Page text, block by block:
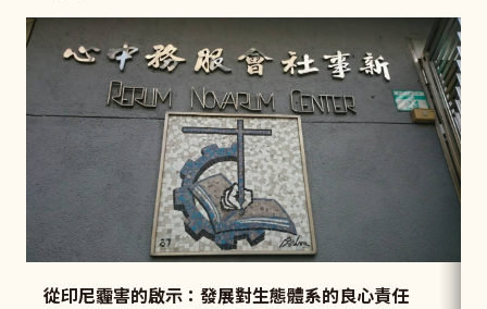
從印尼霾害的啟示：發展對生態體系的良心責任